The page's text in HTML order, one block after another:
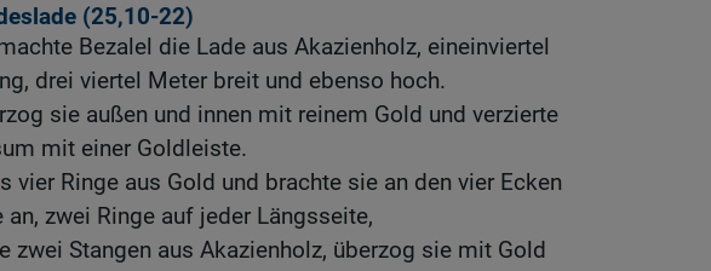
(25,10-22)
Bezalel die Lade aus Akazienholz, eineinviertel
drei viertel Meter breit und ebenso hoch.
sie außen und innen mit reinem Gold und verzierte
mit einer Goldleiste.
vier Ringe aus Gold und brachte sie an den vier Ecken
an, zwei Ringe auf jeder Längsseite,
zwei Stangen aus Akazienholz, überzog sie mit Gold